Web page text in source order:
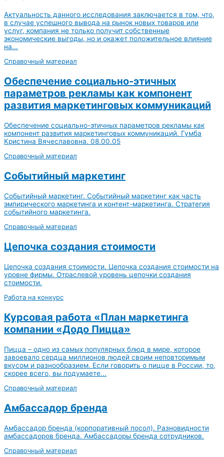
Актуальность данного исследования заключается в том, что,
в случае успешного вывода на рынок новых товаров или
услуг, компания не только получит собственные
экономические выгоды, но и окажет положительное влияние
на...
Справочный материал
Обеспечение социально-этичных
параметров рекламы как компонент
развития маркетинговых коммуникаций
Обеспечение социально-этичных параметров рекламы как
компонент развития маркетинговых коммуникаций. Гумба
Кристина Вячеславовна. 08.00.05
Справочный материал
Событийный маркетинг
Событийный маркетинг. Событийный маркетинг как часть
эмпирического маркетинга и контент-маркетинга. Стратегия
событийного маркетинга.
Справочный материал
Цепочка создания стоимости
Цепочка создания стоимости. Цепочка создания стоимости на
уровне фирмы. Отраслевой уровень цепочки создания
стоимости.
Работа на конкурс
Курсовая работа «План маркетинга
компании «Додо Пицца»
Пицца – одно из самых популярных блюд в мире, которое
завоевало сердца миллионов людей своим неповторимым
вкусом и разнообразием. Если говорить о пицце в России, то,
скорее всего, вы подумаете...
Справочный материал
Амбассадор бренда
Амбассадор бренда (корпоративный посол). Разновидности
амбассадоров бренда. Амбассадоры бренда сотрудников.
Справочный материал